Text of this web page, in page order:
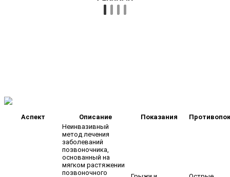
Аспект Описание Показания
Неинвазивный
метод лечения
заболеваний
позвоночника,
основанный на
мягком растяжении
позвоночного